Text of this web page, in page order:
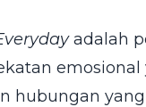
adalah
hubungan